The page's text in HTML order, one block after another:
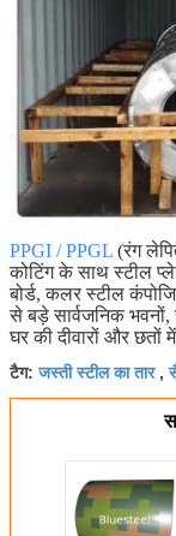
PPGI / PPGL (रंग
कोटिंग के साथ स्टील
बोर्ड, कलर स्टील
से बड़े सार्वजनिक भवनों,
घर की दीवारों और छतों
टैग:जस्ती स्टील का तार,